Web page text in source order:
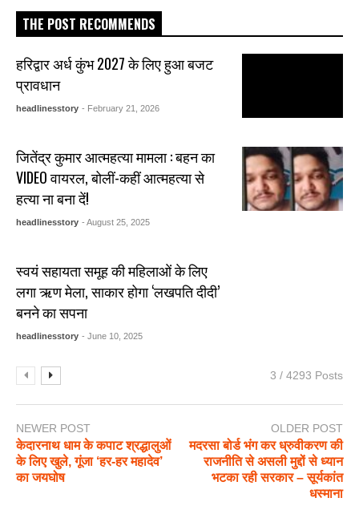
THE POST RECOMMENDS
हरिद्वार अर्ध कुंभ 2027 के लिए हुआ बजट
प्रावधान
headlinesstory - February 21, 2026
जितेंद्र कुमार आत्महत्या मामला : बहन का
VIDEO वायरल, बोलीं-कहीं आत्महत्या से
हत्या ना बना दें!
headlinesstory - August 25, 2025
स्वयं सहायता समूह की महिलाओं के लिए
लगा ऋण मेला, साकार होगा ‘लखपति दीदी’
बनने का सपना
headlinesstory - June 10, 2025
3 / 4293 Posts
NEWER POST
केदारनाथ धाम के कपाट श्रद्धालुओं
के लिए खुले, गूंजा ‘हर-हर महादेव’
का जयघोष
OLDER POST
मदरसा बोर्ड भंग कर ध्रुवीकरण की
राजनीति से असली मुद्दों से ध्यान
भटका रही सरकार – सूर्यकांत
धस्माना